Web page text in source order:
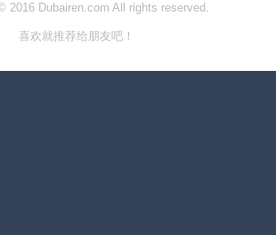
2016 Dubairen.com All rights reserved.
喜欢就推荐给朋友吧！